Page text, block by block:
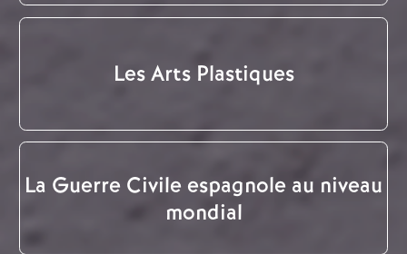
Les Arts Plastiques
La Guerre Civile espagnole au niveau
mondial